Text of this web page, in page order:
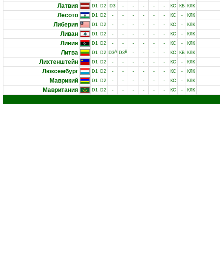
Латвия D1 D2 D3 - - - - - КС КВ КЛК
Лесото D1 D2 - - - - - - КС - КЛК
Либерия D1 D2 - - - - - - КС - КЛК
Ливан D1 D2 - - - - - - КС - КЛК
Ливия D1 D2 - - - - - - КС - КЛК
Литва D1 D2 D3A D3B - - - - КС КВ КЛК
Лихтенштейн D1 D2 - - - - - - КС - КЛК
Люксембург D1 D2 - - - - - - КС - КЛК
Маврикий D1 D2 - - - - - - КС - КЛК
Мавритания D1 D2 - - - - - - КС - КЛК